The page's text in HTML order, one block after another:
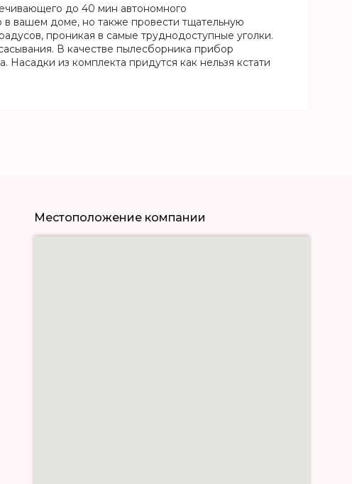
до 40 мин автономного
в вашем доме, но также провести тщательную
проникая в самые труднодоступные уголки.
В качестве пылесборника прибор
из комплекта придутся как нельзя кстати
Местоположение компании